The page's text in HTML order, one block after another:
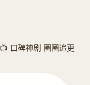
📺 口碑神剧 圈圈追更